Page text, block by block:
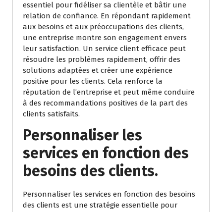
essentiel pour fidéliser sa clientèle et bâtir une
relation de confiance. En répondant rapidement
aux besoins et aux préoccupations des clients,
une entreprise montre son engagement envers
leur satisfaction. Un service client efficace peut
résoudre les problèmes rapidement, offrir des
solutions adaptées et créer une expérience
positive pour les clients. Cela renforce la
réputation de l’entreprise et peut même conduire
à des recommandations positives de la part des
clients satisfaits.
Personnaliser les
services en fonction des
besoins des clients.
Personnaliser les services en fonction des besoins
des clients est une stratégie essentielle pour